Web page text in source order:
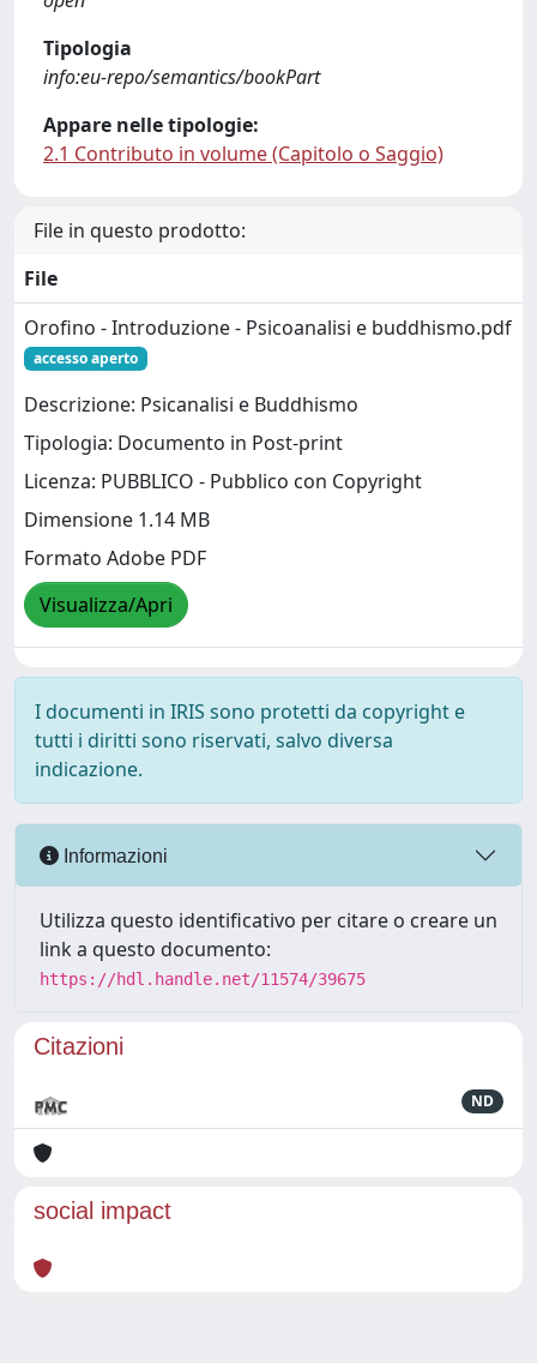
Tipologia
info:eu-repo/semantics/bookPart
Appare nelle tipologie:
2.1 Contributo in volume (Capitolo o Saggio)
File in questo prodotto:
File
Orofino - Introduzione - Psicoanalisi e buddhismo.pdf
accesso aperto
Descrizione: Psicanalisi e Buddhismo
Tipologia: Documento in Post-print
Licenza: PUBBLICO - Pubblico con Copyright
Dimensione 1.14 MB
Formato Adobe PDF
Visualizza/Apri
I documenti in IRIS sono protetti da copyright e
tutti i diritti sono riservati, salvo diversa
indicazione.
Informazioni
Utilizza questo identificativo per citare o creare un
link a questo documento:
https://hdl.handle.net/11574/39675
Citazioni
ND
social impact